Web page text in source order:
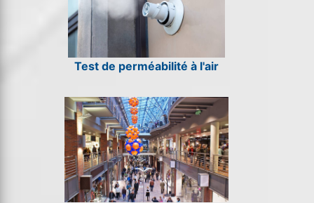
Test de perméabilité à l'air